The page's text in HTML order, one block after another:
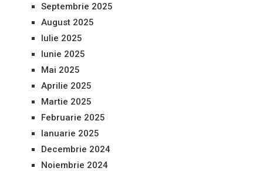
Septembrie 2025
August 2025
Iulie 2025
Iunie 2025
Mai 2025
Aprilie 2025
Martie 2025
Februarie 2025
Ianuarie 2025
Decembrie 2024
Noiembrie 2024